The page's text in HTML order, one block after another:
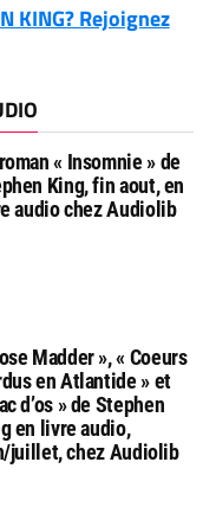
KING? Rejoignez
« Insomnie » de
King, fin aout, en
audio chez Audiolib
Madder », « Coeurs
en Atlantide » et
d’os » de Stephen
en livre audio,
juillet, chez Audiolib